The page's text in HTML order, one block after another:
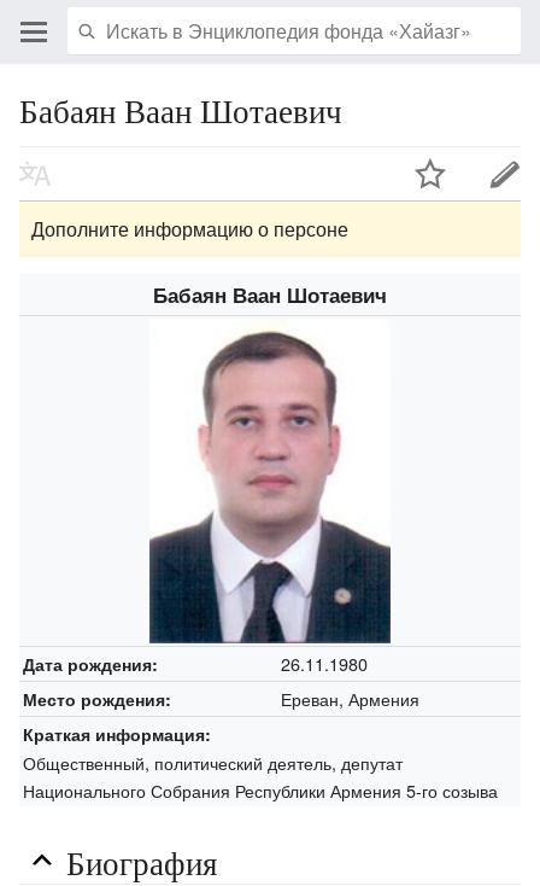
Бабаян Ваан Шотаевич
Дополните информацию о персоне
Бабаян Ваан Шотаевич
Дата рождения: 26.11.1980
Место рождения: Ереван, Армения
Краткая информация:
Общественный, политический деятель, депутат
Национального Собрания Республики Армения 5-го созыва
Биография